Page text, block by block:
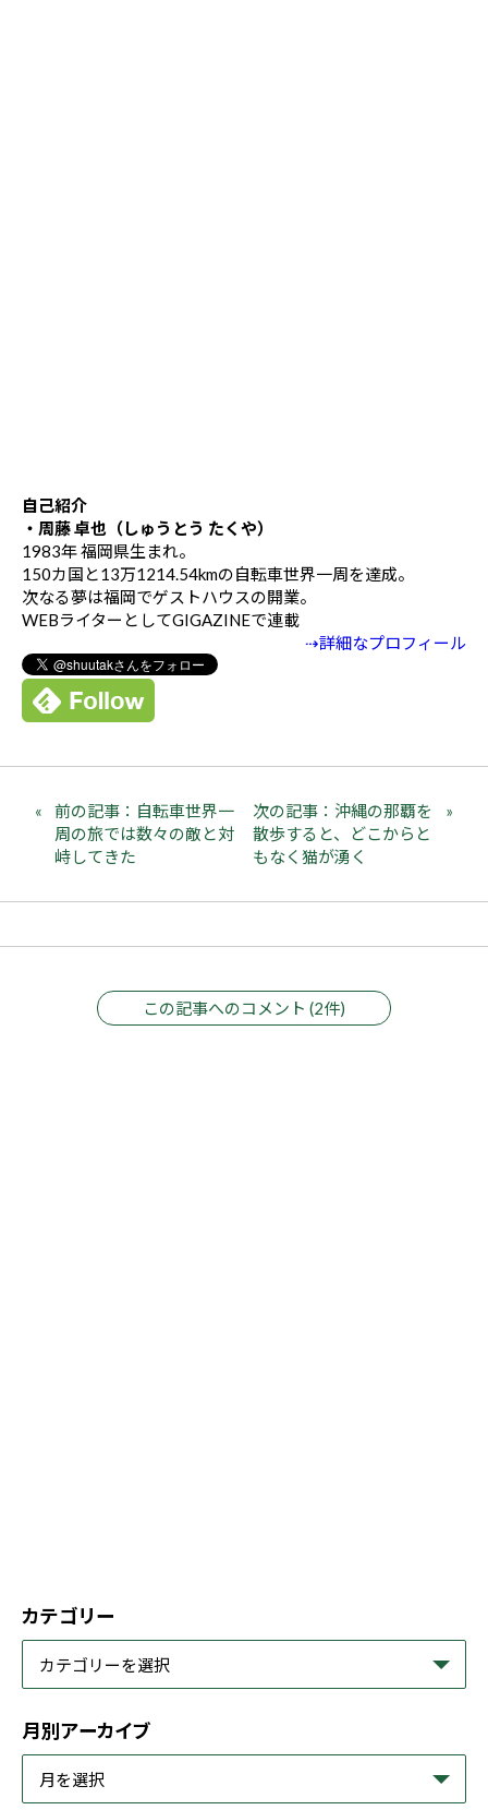
自己紹介
・周藤 卓也（しゅうとう たくや）
1983年 福岡県生まれ。
150カ国と13万1214.54kmの自転車世界一周を達成。
次なる夢は福岡でゲストハウスの開業。
WEBライターとしてGIGAZINEで連載
⇢詳細なプロフィール
前の記事：自転車世界一
周の旅では数々の敵と対
峙してきた
次の記事：沖縄の那覇を
散歩すると、どこからと
もなく猫が湧く
この記事へのコメント (2件)
カテゴリー
月別アーカイブ